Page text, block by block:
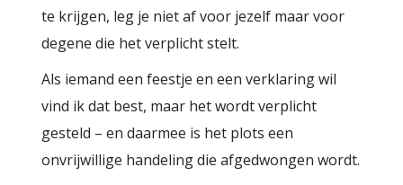
te krijgen, leg je niet af voor jezelf maar voor
degene die het verplicht stelt.
Als iemand een feestje en een verklaring wil
vind ik dat best, maar het wordt verplicht
gesteld – en daarmee is het plots een
onvrijwillige handeling die afgedwongen wordt.